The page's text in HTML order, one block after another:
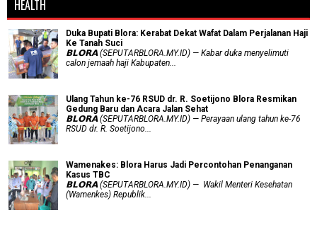
HEALTH
Duka Bupati Blora: Kerabat Dekat Wafat Dalam Perjalanan Haji
Ke Tanah Suci
𝗕𝗟𝗢𝗥𝗔 (SEPUTARBLORA.MY.ID) — Kabar duka menyelimuti
calon jemaah haji Kabupaten...
Ulang Tahun ke-76 RSUD dr. R. Soetijono Blora Resmikan
Gedung Baru dan Acara Jalan Sehat
𝗕𝗟𝗢𝗥𝗔 (SEPUTARBLORA.MY.ID) — Perayaan ulang tahun ke-76
RSUD dr. R. Soetijono...
Wamenakes: Blora Harus Jadi Percontohan Penanganan
Kasus TBC
𝗕𝗟𝗢𝗥𝗔 (SEPUTARBLORA.MY.ID) — Wakil Menteri Kesehatan
(Wamenkes) Republik...